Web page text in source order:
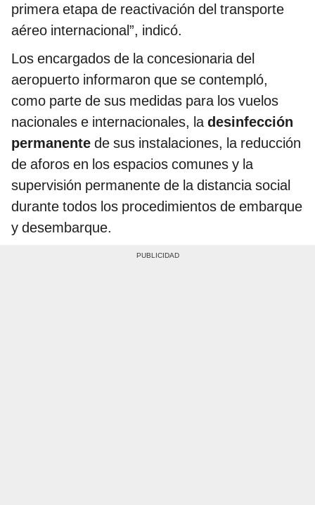
primera etapa de reactivación del transporte
aéreo internacional”, indicó.
Los encargados de la concesionaria del
aeropuerto informaron que se contempló,
como parte de sus medidas para los vuelos
nacionales e internacionales, ladesinfección
permanente de sus instalaciones, la reducción
de aforos en los espacios comunes y la
supervisión permanente de la distancia social
durante todos los procedimientos de embarque
y desembarque.